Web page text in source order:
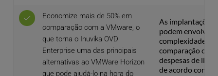
Economize mais de 50% em
comparação com a VMware, o
que torna o Inuvika OVD
Enterprise uma das principais
alternativas ao VMWare Horizon
que pode ajudá-lo na hora do
As implantações
podem envolver
complexidade
comparação
despesas de
de acordo com a